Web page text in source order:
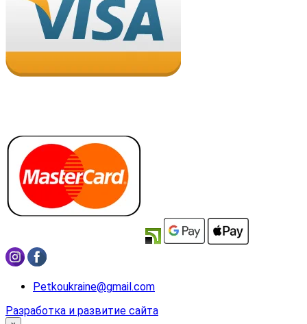
Petkoukraine@gmail.com
Разработка и развитие сайта